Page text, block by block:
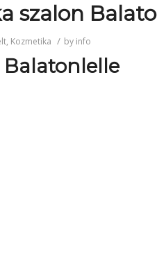
szalon
, Kozmetika / by info
Balatonlelle